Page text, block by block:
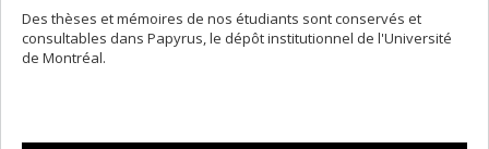
Des thèses et mémoires de nos étudiants sont conservés et
consultables dans Papyrus, le dépôt institutionnel de l'Université
de Montréal.